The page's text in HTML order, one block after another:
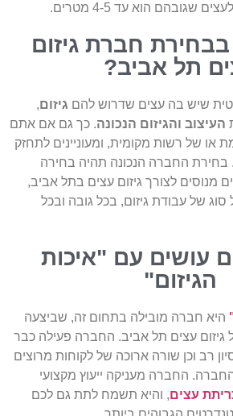
שגובהם הוא עד 4-5 מטרים.
חברת גיזום
תל אביב?
שיש בה עצים שדרוש להם גיזום,
העיצוב והגיזום הנכונה. כך גם אם אתם
או של רשות מקומית, ומעוניינים לתחזק
החברה הנכונה תהיה בחירה
מנוסים לצורך גיזום עצים בתל אביב,
סוג של עבודת גיזום, בכל גובה ובכל
עושים עם "איכות
הגיזום"
היא חברה מובילה בתחום זה, שביצעה
גיזום עצים תל אביב. החברה פעילה כבר
ניסיון רב וכן שורה ארוכה של לקוחות מרוצים
החברה מעניקה ייעוץ מקצועי
עצים, והיא תשמח לתת גם לכם